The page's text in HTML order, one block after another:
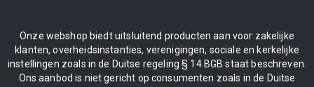
Onze webshop biedt uitsluitend producten aan voor zakelijke
klanten, overheidsinstanties, verenigingen, sociale en kerkelijke
instellingen zoals in de Duitse regeling § 14 BGB staat beschreven.
Ons aanbod is niet gericht op consumenten zoals in de Duitse